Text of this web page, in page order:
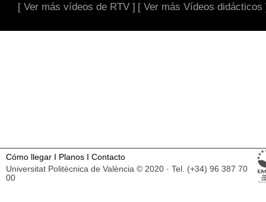
[ Ver más vídeos de RTV ] [ Ver más Vídeos didácticos
Cómo llegar I Planos I Contacto
Universitat Politècnica de València © 2020 · Tel. (+34) 96 387 70
00